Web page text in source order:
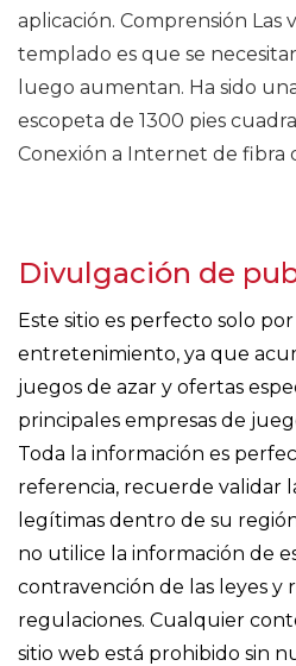
aplicación. Comprensión Las
templado es que se
luego aumentan. Ha sido
escopeta de 1300 pies
Conexión a Internet de fibra
Divulgación de
Este sitio es perfecto solo
entretenimiento, ya que
juegos de azar y ofertas
principales empresas de
Toda la información es
referencia, recuerde validar
legítimas dentro de su
no utilice la información de
contravención de las leyes y
regulaciones. Cualquier
sitio web está prohibido sin